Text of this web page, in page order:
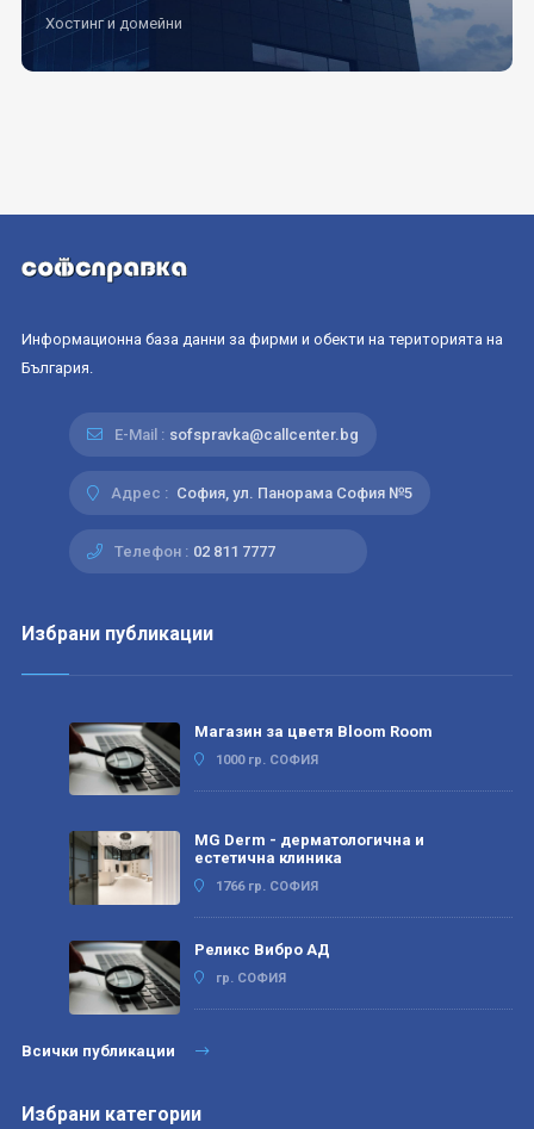
Хостинг и домейни
Информационна база данни за фирми и обекти на територията на
България.
E-Mail : sofspravka@callcenter.bg
Адрес : София, ул. Панорама София №5
Телефон : 02 811 7777
Избрани публикации
Магазин за цветя Bloom Room
1000 гр. СОФИЯ
MG Derm - дерматологична и
естетична клиника
1766 гр. СОФИЯ
Реликс Вибро АД
гр. СОФИЯ
Всички публикации
Избрани категории